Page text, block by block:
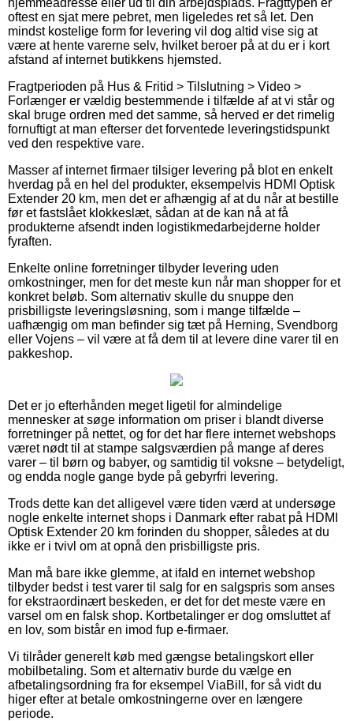
oftest en sjat mere pebret, men ligeledes ret så let. Den
mindst kostelige form for levering vil dog altid vise sig at
være at hente varerne selv, hvilket beroer på at du er i kort
afstand af internet butikkens hjemsted.
Fragtperioden på Hus & Fritid > Tilslutning > Video >
Forlænger er vældig bestemmende i tilfælde af at vi står og
skal bruge ordren med det samme, så herved er det rimelig
fornuftigt at man efterser det forventede leveringstidspunkt
ved den respektive vare.
Masser af internet firmaer tilsiger levering på blot en enkelt
hverdag på en hel del produkter, eksempelvis HDMI Optisk
Extender 20 km, men det er afhængig af at du når at bestille
før et fastslået klokkeslæt, sådan at de kan nå at få
produkterne afsendt inden logistikmedarbejderne holder
fyraften.
Enkelte online forretninger tilbyder levering uden
omkostninger, men for det meste kun når man shopper for et
konkret beløb. Som alternativ skulle du snuppe den
prisbilligste leveringsløsning, som i mange tilfælde –
uafhængig om man befinder sig tæt på Herning, Svendborg
eller Vojens – vil være at få dem til at levere dine varer til en
pakkeshop.
Det er jo efterhånden meget ligetil for almindelige
mennesker at søge information om priser i blandt diverse
forretninger på nettet, og for det har flere internet webshops
været nødt til at stampe salgsværdien på mange af deres
varer – til børn og babyer, og samtidig til voksne – betydeligt,
og endda nogle gange byde på gebyrfri levering.
Trods dette kan det alligevel være tiden værd at undersøge
nogle enkelte internet shops i Danmark efter rabat på HDMI
Optisk Extender 20 km forinden du shopper, således at du
ikke er i tvivl om at opnå den prisbilligste pris.
Man må bare ikke glemme, at ifald en internet webshop
tilbyder bedst i test varer til salg for en salgspris som anses
for ekstraordinært beskeden, er det for det meste være en
varsel om en falsk shop. Kortbetalinger er dog omsluttet af
en lov, som bistår en imod fup e-firmaer.
Vi tilråder generelt køb med gængse betalingskort eller
mobilbetaling. Som et alternativ burde du vælge en
afbetalingsordning fra for eksempel ViaBill, for så vidt du
higer efter at betale omkostningerne over en længere
periode.